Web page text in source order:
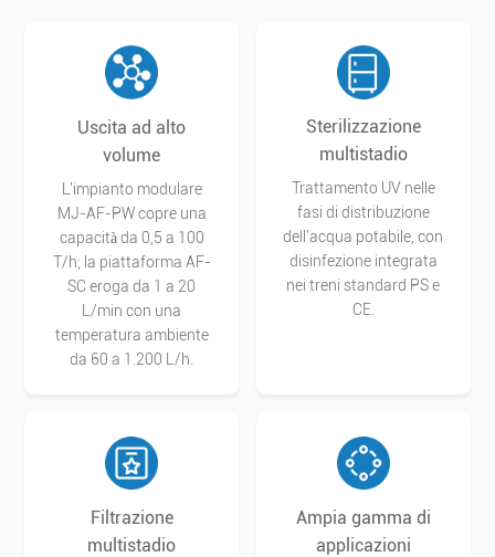
Uscita ad alto
volume
L'impianto modulare
MJ-AF-PW copre una
capacità da 0,5 a 100
T/h; la piattaforma AF-
SC eroga da 1 a 20
L/min con una
temperatura ambiente
da 60 a 1.200 L/h.
Sterilizzazione
multistadio
Trattamento UV nelle
fasi di distribuzione
dell'acqua potabile, con
disinfezione integrata
nei treni standard PS e
CE.
Filtrazione
multistadio
Ampia gamma di
applicazioni